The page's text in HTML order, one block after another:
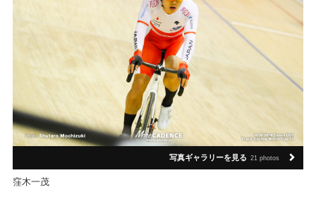
写真ギャラリーを見る 21 photos
窪木一茂